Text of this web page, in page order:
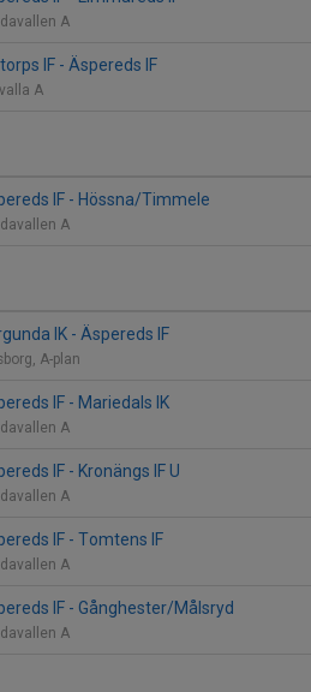
A
IF - Äspereds IF
A
IF - Hössna/Timmele
A
IK - Äspereds IF
A-plan
IF - Mariedals IK
A
IF - Kronängs IF U
A
IF - Tomtens IF
A
IF - Gånghester/Målsryd
A